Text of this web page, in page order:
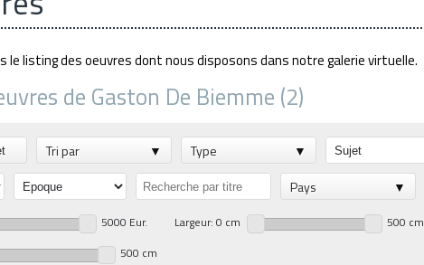
le listing des oeuvres dont nous disposons dans notre galerie virtuelle.
de Gaston De Biemme (2)
Tri par
Type
Pays
5000 Eur. Largeur: 0 cm
500 cm
500 cm